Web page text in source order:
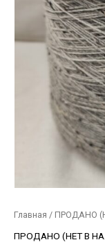
Главная / ПРОДАНО
ПРОДАНО (НЕТ В